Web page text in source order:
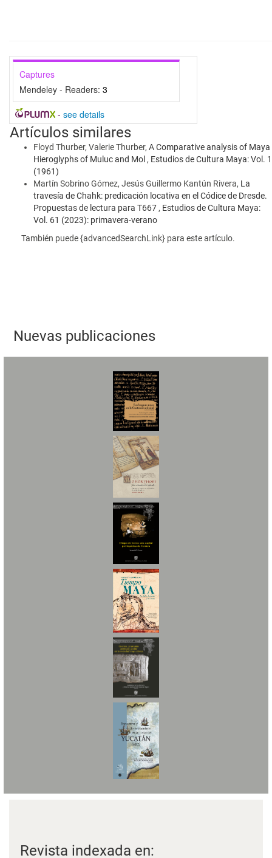
Captures
Mendeley - Readers: 3
- see details
Artículos similares
Floyd Thurber, Valerie Thurber, A Comparative analysis of Maya
Hieroglyphs of Muluc and Mol , Estudios de Cultura Maya: Vol. 1
(1961)
Martín Sobrino Gómez, Jesús Guillermo Kantún Rivera, La
travesía de Chahk: predicación locativa en el Códice de Dresde.
Propuestas de lectura para T667 , Estudios de Cultura Maya:
Vol. 61 (2023): primavera-verano
También puede {advancedSearchLink} para este artículo.
Nuevas publicaciones
Revista indexada en: